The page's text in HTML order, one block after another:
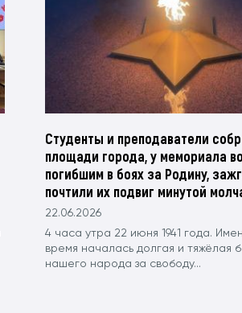
Студенты и преподаватели
площади города, у мемориала
погибшим в боях за Родину,
почтили их подвиг минутой
22.06.2026
4 часа утра 22 июня 1941 года.
время началась долгая и тяжёлая
нашего народа за свободу...